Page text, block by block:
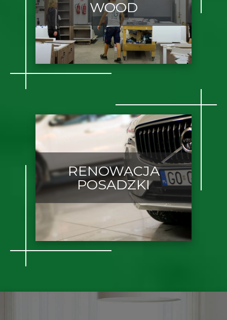
WOOD
RENOWACJA
POSADZKI